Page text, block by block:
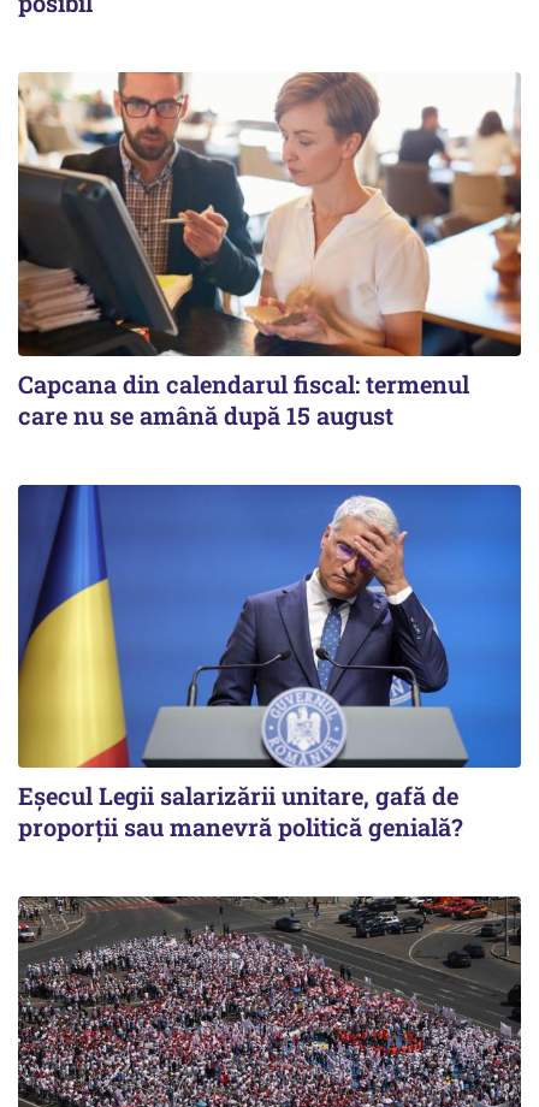
Capcana din calendarul fiscal: termenul
care nu se amână după 15 august
Eșecul Legii salarizării unitare, gafă de
proporții sau manevră politică genială?